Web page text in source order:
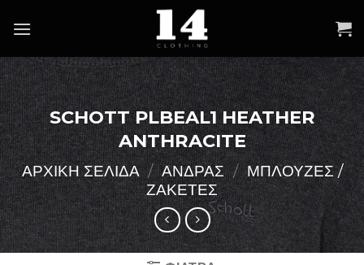
SCHOTT PLBEAL1 HEATHER
ANTHRACITE
ΑΡΧΙΚΉ ΣΕΛΊΔΑ / ΑΝΔΡΑΣ / ΜΠΛΟΥΖΕΣ /
ΖΑΚΕΤΕΣ